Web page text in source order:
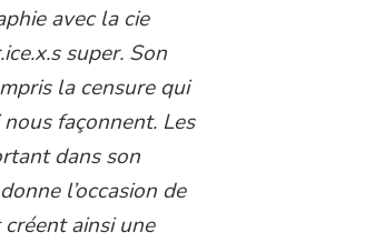
avec la cie
super. Son
la censure qui
façonnent. Les
dans son
l’occasion de
ainsi une